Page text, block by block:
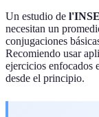
Un estudio de
necesitan un
conjugaciones
Recomiendo usar
ejercicios enfocados
desde el principio.